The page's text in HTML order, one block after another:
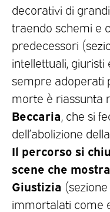
decorativi di
traendo schemi e
predecessori
intellettuali,
sempre adoperati
morte è riassunta
Beccaria , che si
dell’abolizione
Il percorso si
scene che
Giustizia
immortalati come